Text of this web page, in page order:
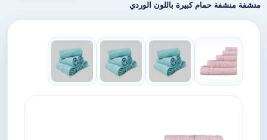
منشفة منشفة حمام كبيرة باللون الوردي